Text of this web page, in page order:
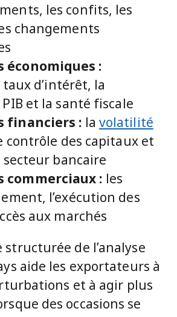
les confits, les
changements
économiques :
d’intérêt, la
et la santé fiscale
financiers : la volatilité
contrôle des capitaux et
bancaire
commerciaux : les
l’exécution des
aux marchés
structurée de l’analyse
aide les exportateurs à
et à agir plus
des occasions se